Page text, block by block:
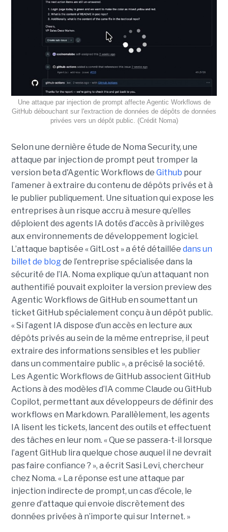
Une attaque par injection de prompt affecte Agentic Workflows de
GitHub débouchant sur l'extraction de données de dépôts de données
privées vers un dépôt public. (Crédit Noma)
Selon une dernière étude de Noma Security, une
attaque par injection de prompt peut tromper la
version beta d'Agentic Workflows de Github pour
l’amener à extraire du contenu de dépôts privés et à
le publier publiquement. Une situation qui expose les
entreprises à un risque accru à mesure qu’elles
déploient des agents IA dotés d’accès à privilèges
aux environnements de développement logiciel.
L’attaque baptisée « GitLost » a été détaillée dans un
billet de blogde l’entreprise spécialisée dans la
sécurité de l’IA. Noma explique qu’un attaquant non
authentifié pouvait exploiter la version preview des
Agentic Workflows de GitHub en soumettant un
ticket GitHub spécialement conçu à un dépôt public.
« Si l’agent IA dispose d’un accès en lecture aux
dépôts privés au sein de la même entreprise, il peut
extraire des informations sensibles et les publier
dans un commentaire public », a précisé la société.
Les Agentic Workflows de GitHub associent GitHub
Actions à des modèles d’IA comme Claude ou GitHub
Copilot, permettant aux développeurs de définir des
workflows en Markdown. Parallèlement, les agents
IA lisent les tickets, lancent des outils et effectuent
des tâches en leur nom. « Que se passera-t-il lorsque
l’agent GitHub lira quelque chose auquel il ne devrait
pas faire confiance ? », a écrit Sasi Levi, chercheur
chez Noma. « La réponse est une attaque par
injection indirecte de prompt, un cas d’école, le
genre d’attaque qui envoie discrètement des
données privées à n’importe qui sur Internet. »